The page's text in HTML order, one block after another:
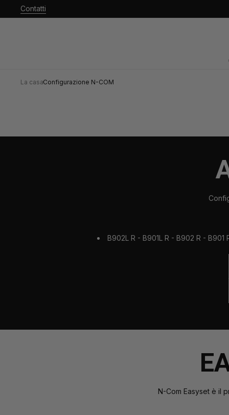
Contatti
La casa·Configurazione N-COM
B902L R - B901L R - B902 R -
N-Com Easyset è il